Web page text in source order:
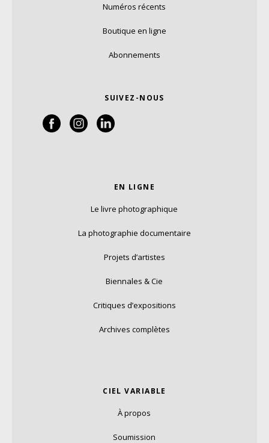
Numéros récents
Boutique en ligne
Abonnements
SUIVEZ-NOUS
EN LIGNE
Le livre photographique
La photographie documentaire
Projets d’artistes
Biennales & Cie
Critiques d’expositions
Archives complètes
CIEL VARIABLE
À propos
Soumission